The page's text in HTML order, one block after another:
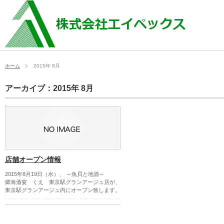
ホーム 2015年 8月
アーカイブ：2015年 8月
店舗オープン情報
2015年8月19日（水）、 ～魚貝と地酒～
郷海酒宴 くえ 東京駅グランアージュ店が、
東京駅グランアージュ内にオープン致します。